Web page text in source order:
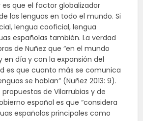
es que el factor globalizador
las lenguas en todo el mundo. Si
lengua cooficial, lengua
españolas también. La verdad
de Nuñez que “en el mundo
en día y con la expansión del
es que cuanto más se comunica
se hablan” (Nuñez 2013: 9).
de Vilarrubias y de
español es que “considera
españolas principales como